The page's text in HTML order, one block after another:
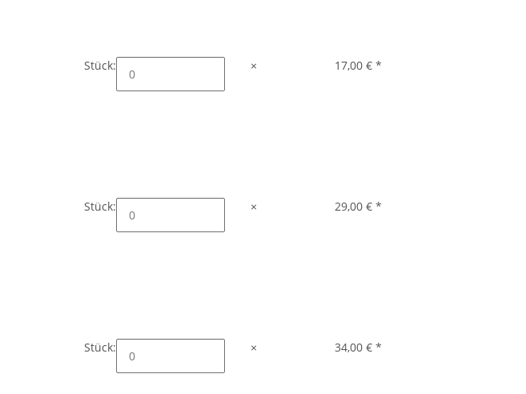
Stück: × 17,00 € *
Stück: × 29,00 € *
Stück: × 34,00 € *